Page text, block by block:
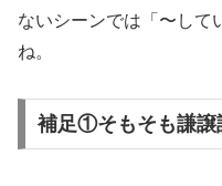
ないシーンでは「〜して
ね。
補足①そもそも謙譲